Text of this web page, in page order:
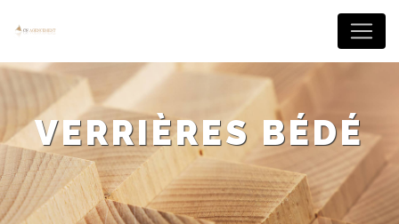
VERRIÈRES BÉDÉ